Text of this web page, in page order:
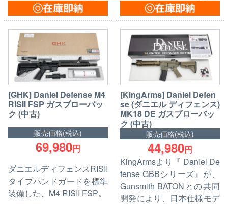
[GHK] Daniel Defense M4
RISII FSP ガスブローバッ
ク (中古)
販売価格(税込)
69,980円
ダニエルディフェンスRISII
タイプハンドガードを標準
装備した、M4 RISII FSP。
[KingArms] Daniel Defen
se (ダニエル ディフェンス)
MK18 DE ガスブローバッ
ク (中古)
販売価格(税込)
44,980円
KingArmsより『 Daniel De
fense GBBシリーズ』が、
Gunsmith BATONとの共同
開発により、日本仕様モデ